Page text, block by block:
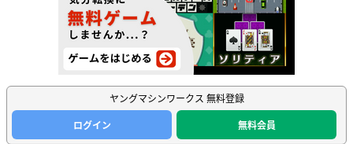
ヤングマシンワークス 無料登録
ログイン
無料会員